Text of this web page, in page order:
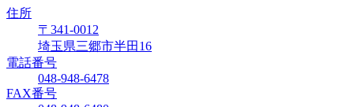
住所
〒341-0012
埼玉県三郷市半田16
電話番号
048-948-6478
FAX番号